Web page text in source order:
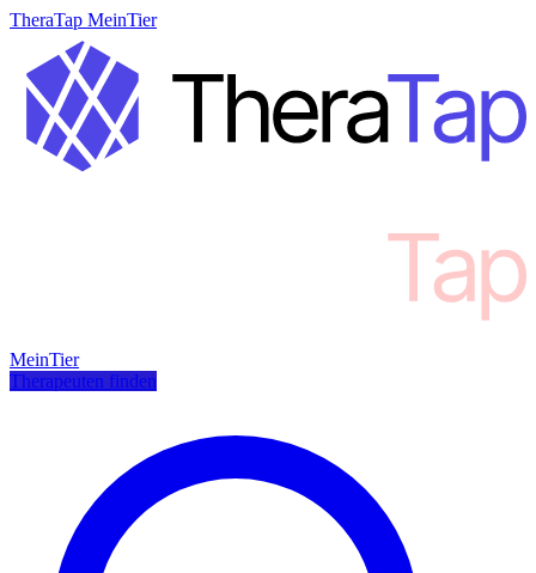
TheraTap MeinTier
MeinTier
Therapeuten finden